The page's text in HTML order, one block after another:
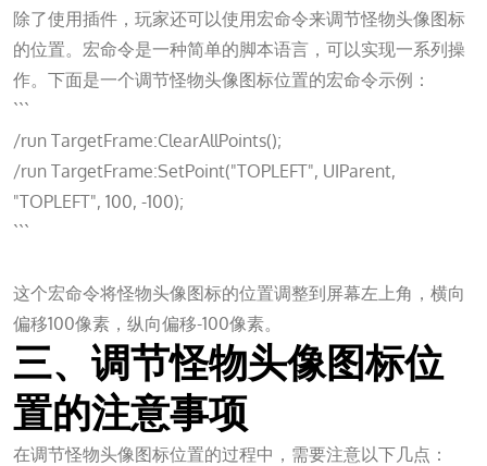
除了使用插件，玩家还可以使用宏命令来调节怪物头像图标
的位置。宏命令是一种简单的脚本语言，可以实现一系列操
作。下面是一个调节怪物头像图标位置的宏命令示例：
```
/run TargetFrame:ClearAllPoints();
/run TargetFrame:SetPoint("TOPLEFT", UIParent,
"TOPLEFT", 100, -100);
```
这个宏命令将怪物头像图标的位置调整到屏幕左上角，横向
偏移100像素，纵向偏移-100像素。
三、调节怪物头像图标位
置的注意事项
在调节怪物头像图标位置的过程中，需要注意以下几点：